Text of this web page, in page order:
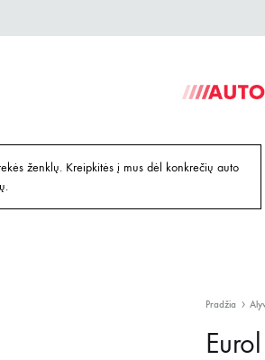
geriausiomis
ženklų. Kreipkitės į mus dėl konkrečių auto
Pradžia